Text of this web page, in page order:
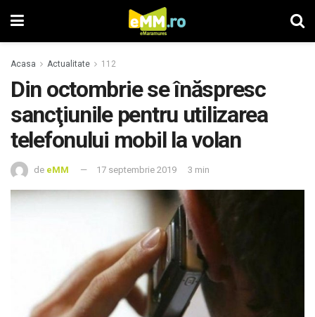
Acasa Actualitate 112
Din octombrie se înăspresc
sancţiunile pentru utilizarea
telefonului mobil la volan
de eMM 17 septembrie 2019 3 min